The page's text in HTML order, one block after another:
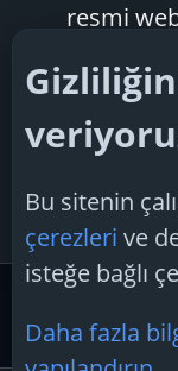
resmi
bymskn
realtek ses
windows
11
Driver
Etiketler
Bu sitenin
çerezleri ve
isteğe bağlı
Daha fazla